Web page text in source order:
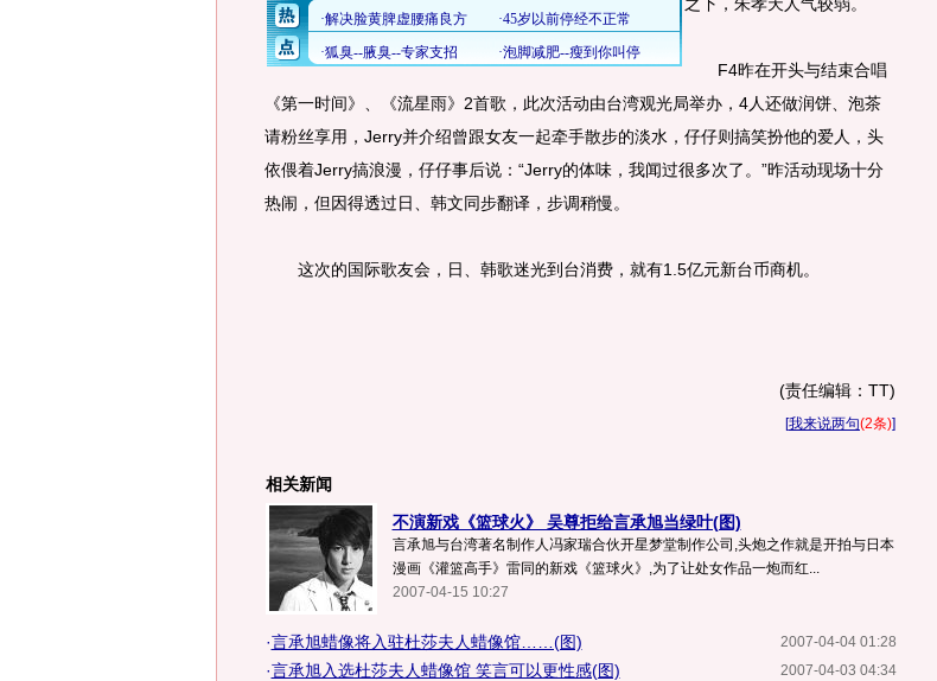
F4昨在开头与结束合唱
《第一时间》、《流星雨》2首歌，此次活动由台湾观光局举办，4人还做润饼、泡茶
请粉丝享用，Jerry并介绍曾跟女友一起牵手散步的淡水，仔仔则搞笑扮他的爱人，头
依偎着Jerry搞浪漫，仔仔事后说：“Jerry的体味，我闻过很多次了。”昨活动现场十分
热闹，但因得透过日、韩文同步翻译，步调稍慢。
这次的国际歌友会，日、韩歌迷光到台消费，就有1.5亿元新台币商机。
(责任编辑：TT)
[我来说两句(2条)]
相关新闻
不演新戏《篮球火》 吴尊拒给言承旭当绿叶(图)
言承旭与台湾著名制作人冯家瑞合伙开星梦堂制作公司,头炮之作就是开拍与日本
漫画《灌篮高手》雷同的新戏《篮球火》,为了让处女作品一炮而红...
2007-04-15 10:27
2007-04-04 01:28
·言承旭蜡像将入驻杜莎夫人蜡像馆……(图)
2007-04-03 04:34
·言承旭入选杜莎夫人蜡像馆 笑言可以更性感(图)